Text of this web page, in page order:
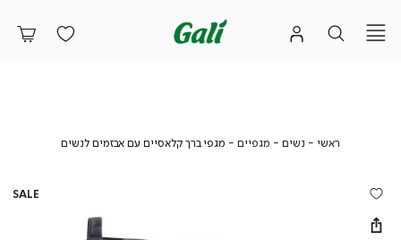
ראשי ראשינשים נשיםמגפיים מגפיים
מגפי ברך קלאסיים עם אבזמים לנשיםמגפי
אבזמיםSALE